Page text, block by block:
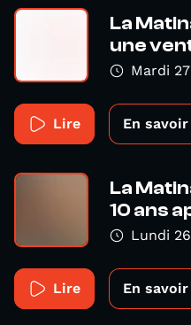
La
une
Mardi
Lire En
La
10 ans
Lundi
Lire En